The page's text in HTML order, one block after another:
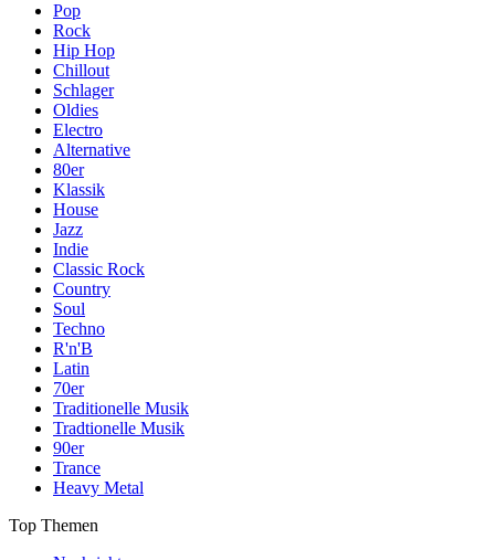
Pop
Rock
Hip Hop
Chillout
Schlager
Oldies
Electro
Alternative
80er
Klassik
House
Jazz
Indie
Classic Rock
Country
Soul
Techno
R'n'B
Latin
70er
Traditionelle Musik
Tradtionelle Musik
90er
Trance
Heavy Metal
Top Themen